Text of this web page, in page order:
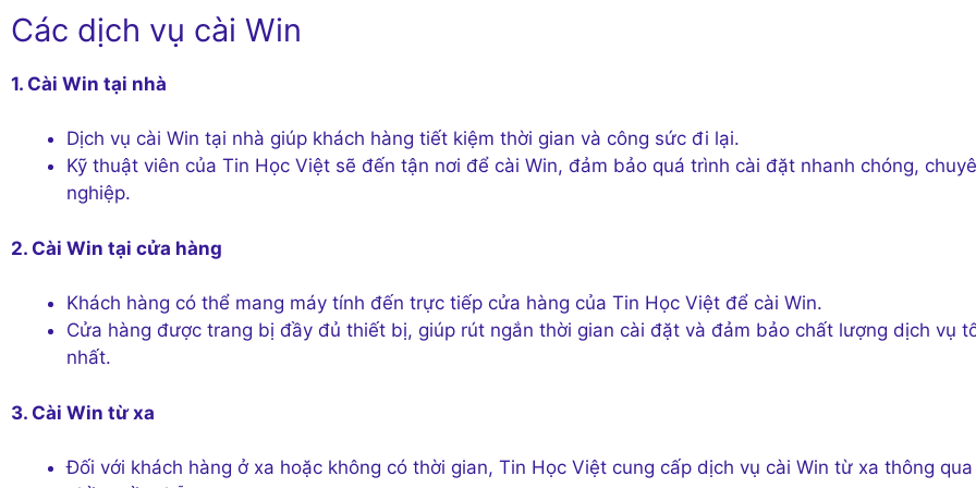
Các dịch vụ cài Win
1. Cài Win tại nhà
Dịch vụ cài Win tại nhà giúp khách hàng tiết kiệm thời gian và công sức đi lại.
Kỹ thuật viên của Tin Học Việt sẽ đến tận nơi để cài Win, đảm bảo quá trình cài đặt nhanh chóng,
nghiệp.
2. Cài Win tại cửa hàng
Khách hàng có thể mang máy tính đến trực tiếp cửa hàng của Tin Học Việt để cài Win.
Cửa hàng được trang bị đầy đủ thiết bị, giúp rút ngắn thời gian cài đặt và đảm bảo chất lượng dịch vụ
nhất.
3. Cài Win từ xa
Đối với khách hàng ở xa hoặc không có thời gian, Tin Học Việt cung cấp dịch vụ cài Win từ xa thông qua